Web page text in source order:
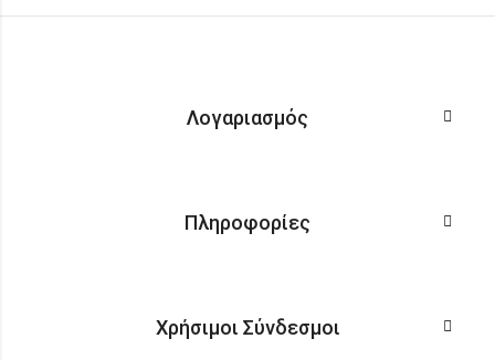
Λογαριασμός
Πληροφορίες
Χρήσιμοι Σύνδεσμοι